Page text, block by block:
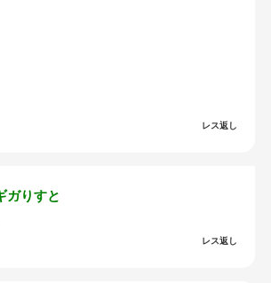
レス返し
ガりすと
レス返し